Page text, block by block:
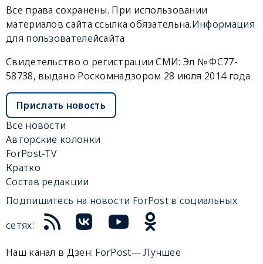
Все права сохранены. При использовании
материалов сайта ссылка обязательна.Информация
для пользователейсайта
Свидетельство о регистрации СМИ: Эл № ФС77-
58738, выдано Роскомнадзором 28 июля 2014 года
Прислать новость
Все новости
Авторские колонки
ForPost-TV
Кратко
Состав редакции
Подпишитесь на новости ForPost в социальных
сетях:
Наш канал в Дзен: ForPost— Лучшее